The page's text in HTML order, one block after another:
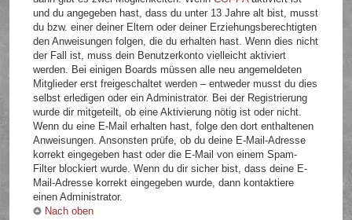
und du angegeben hast, dass du unter 13 Jahre alt bist, musst
du bzw. einer deiner Eltern oder deiner Erziehungsberechtigten
den Anweisungen folgen, die du erhalten hast. Wenn dies nicht
der Fall ist, muss dein Benutzerkonto vielleicht aktiviert
werden. Bei einigen Boards müssen alle neu angemeldeten
Mitglieder erst freigeschaltet werden – entweder musst du dies
selbst erledigen oder ein Administrator. Bei der Registrierung
wurde dir mitgeteilt, ob eine Aktivierung nötig ist oder nicht.
Wenn du eine E-Mail erhalten hast, folge den dort enthaltenen
Anweisungen. Ansonsten prüfe, ob du deine E-Mail-Adresse
korrekt eingegeben hast oder die E-Mail von einem Spam-
Filter blockiert wurde. Wenn du dir sicher bist, dass deine E-
Mail-Adresse korrekt eingegeben wurde, dann kontaktiere
einen Administrator.
Nach oben